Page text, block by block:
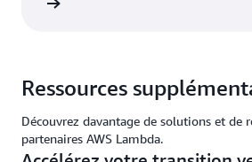
Ressources
Découvrez davantage de solutions et de
partenaires AWS Lambda.